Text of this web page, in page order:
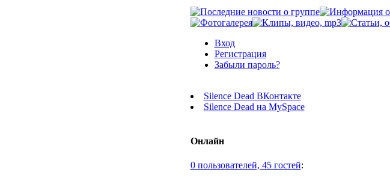
Вход
Регистрация
Забыли пароль?
Silence Dead ВКонтакте
Silence Dead на MySpace
Онлайн
0 пользователей, 45 гостей: